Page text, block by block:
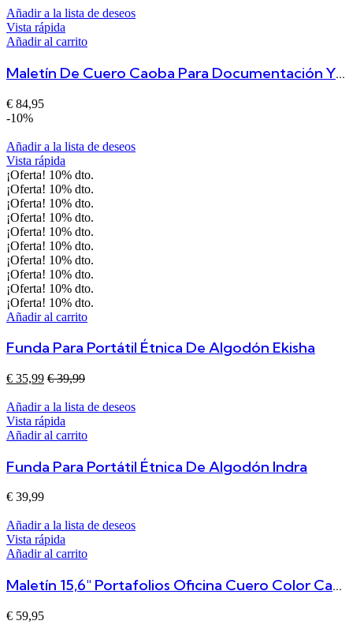
Añadir a la lista de deseos
Vista rápida
Añadir al carrito
Maletín De Cuero Caoba Para Documentación Y Ordenador Portátil Bogotá
€ 84,95
-10%
Añadir a la lista de deseos
Vista rápida
¡Oferta! 10% dto.
¡Oferta! 10% dto.
¡Oferta! 10% dto.
¡Oferta! 10% dto.
¡Oferta! 10% dto.
¡Oferta! 10% dto.
¡Oferta! 10% dto.
¡Oferta! 10% dto.
¡Oferta! 10% dto.
¡Oferta! 10% dto.
Añadir al carrito
Funda Para Portátil Étnica De Algodón Ekisha
€ 35,99 €39,99
Añadir a la lista de deseos
Vista rápida
Añadir al carrito
Funda Para Portátil Étnica De Algodón Indra
€ 39,99
Añadir a la lista de deseos
Vista rápida
Añadir al carrito
Maletín 15,6″ Portafolios Oficina Cuero Color Camel Ryan
€ 59,95